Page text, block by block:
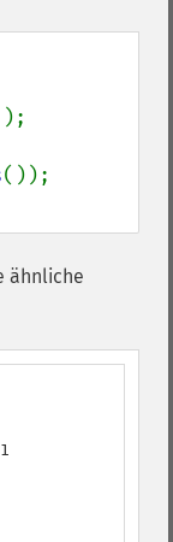
);
ähnliche